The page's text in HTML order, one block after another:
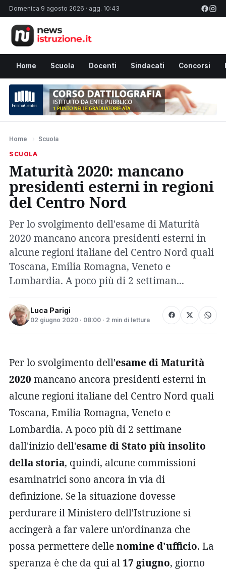
Domenica 9 agosto 2026 · agg. 10:43
Home Scuola Docenti Sindacati Concorsi
Home › Scuola
SCUOLA
Maturità 2020: mancano
presidenti esterni in regioni
del Centro Nord
Per lo svolgimento dell'esame di Maturità
2020 mancano ancora presidenti esterni in
alcune regioni italiane del Centro Nord quali
Toscana, Emilia Romagna, Veneto e
Lombardia. A poco più di 2 settiman...
Luca Parigi
02 giugno 2020 · 08:00 · 2 min di lettura
Per lo svolgimento dell'esame di Maturità
2020 mancano ancora presidenti esterni in
alcune regioni italiane del Centro Nord quali
Toscana, Emilia Romagna, Veneto e
Lombardia. A poco più di 2 settimane
dall'inizio dell'esame di Stato più insolito
della storia, quindi, alcune commissioni
esaminatrici sono ancora in via di
definizione. Se la situazione dovesse
perdurare il Ministero dell'Istruzione si
accingerà a far valere un'ordinanza che
possa permettere dellenomine d'ufficio. La
speranza è che da qui al 17 giugno, giorno